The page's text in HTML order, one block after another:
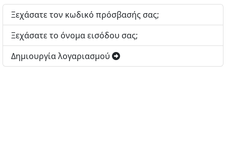
Ξεχάσατε τον κωδικό πρόσβασής σας;
Ξεχάσατε το όνομα εισόδου σας;
Δημιουργία λογαριασμού